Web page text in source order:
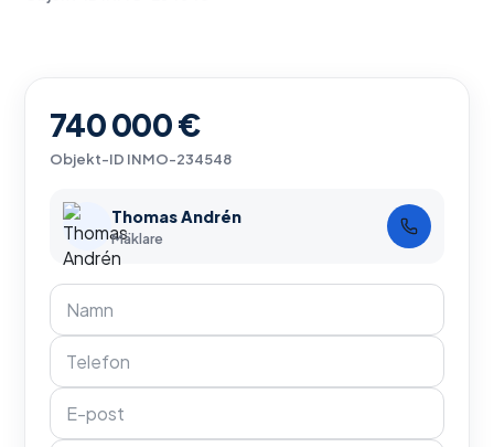
740 000 €
Objekt-ID INMO-234548
Thomas Andrén
Mäklare